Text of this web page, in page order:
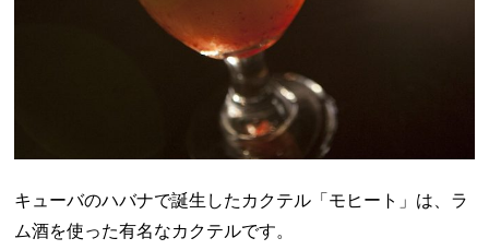
キューバのハバナで誕生したカクテル「モヒート」は、ラ
ム酒を使った有名なカクテルです。